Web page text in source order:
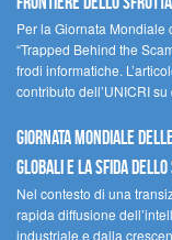
Per la Giornata Mondiale
“Trapped Behind the
frodi informatiche.
contributo dell’UNICRI su
GIORNATA MONDIALE
GLOBALI E LA SFIDA
Nel contesto di una
rapida diffusione
industriale e dalla